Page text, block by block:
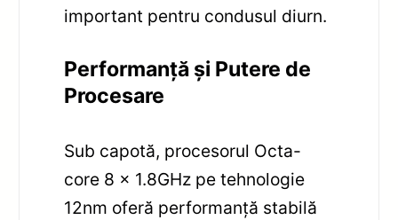
important pentru condusul diurn.
Performanță și Putere de
Procesare
Sub capotă, procesorul Octa-
core 8 x 1.8GHz pe tehnologie
12nm oferă performanță stabilă